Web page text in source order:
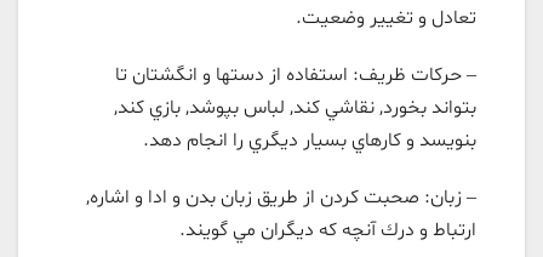
تعادل و تغيير وضعيت.
– حركات ظريف: استفاده از دستها و انگشتان تا
بتواند بخورد, نقاشي كند, لباس بپوشد, بازي كند,
بنويسد و كارهاي بسيار ديگري را انجام دهد.
– زبان: صحبت كردن از طريق زبان بدن و ادا و اشاره,
ارتباط و درك آنچه كه ديگران مي گويند.